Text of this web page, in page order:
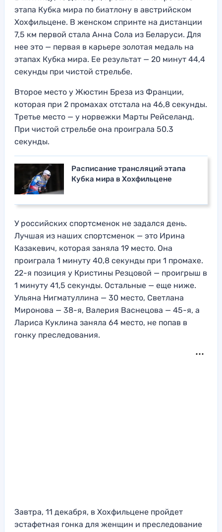
этапа Кубка мира по биатлону в австрийском
Хохфильцене. В женском спринте на дистанции
7,5 км первой стала Анна Сола из Беларуси. Для
нее это — первая в карьере золотая медаль на
этапах Кубка мира. Ее результат — 20 минут 44,4
секунды при чистой стрельбе.
Второе место у Жюстин Бреза из Франции,
которая при 2 промахах отстала на 46,8 секунды.
Третье место — у норвежки Марты Рейселанд.
При чистой стрельбе она проиграла 50.3
секунды.
Расписание трансляций этапа
Кубка мира в Хохфильцене
У российских спортсменок не задался день.
Лучшая из наших спортсменок — это Ирина
Казакевич, которая заняла 19 место. Она
проиграла 1 минуту 40,8 секунды при 1 промахе.
22-я позиция у Кристины Резцовой — проигрыш в
1 минуту 41,5 секунды. Остальные — еще ниже.
Ульяна Нигматуллина — 30 место, Светлана
Миронова — 38-я, Валерия Васнецова — 45-я, а
Лариса Куклина заняла 64 место, не попав в
гонку преследования.
Завтра, 11 декабря, в Хохфильцене пройдет
эстафетная гонка для женщин и преследование